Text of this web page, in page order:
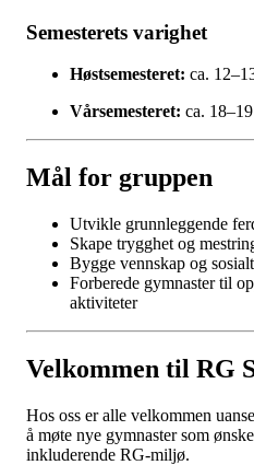
Semesterets varighet
Høstsemesteret: ca.
Vårsemesteret: ca.
Mål for gruppen
Utvikle grunnleggende
Skape trygghet og
Bygge vennskap og
Forberede gymnaster til
aktiviteter
Velkommen til RG
Hos oss er alle velkommen
å møte nye gymnaster som
inkluderende RG-miljø.